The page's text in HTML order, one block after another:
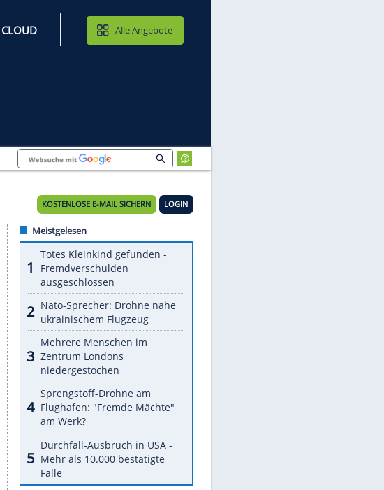
MAIL & CLOUD
KOSTENLOSE E-MAIL SICHERN
Totes Kleinkind gefunden -
ukrainischem Flugzeug
Mehrere Menschen im
Zentrum Londons
niedergestochen